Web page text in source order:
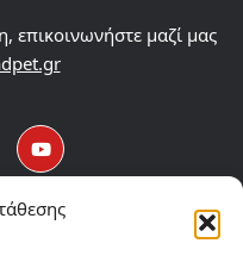
επικοινωνήστε μαζί μας